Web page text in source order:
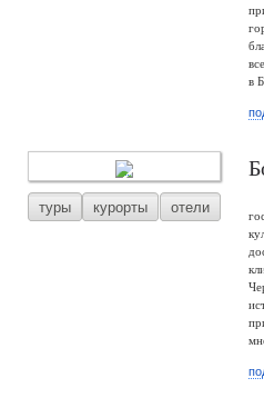
в
туры курорты отели